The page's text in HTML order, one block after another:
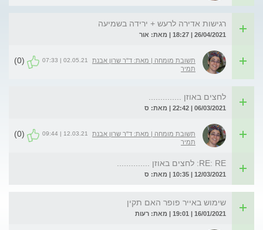
רגישות אדירה לרעש + ירידה בשמיעה
26/04/2021 | 18:27 | מאת: אור
תשובת מומחה | מאת: ד"ר שרון אבנת
תמיר
02.05.21 | 07:33
(0)
לחצים באוזן ..............
06/03/2021 | 22:42 | מאת: ס
תשובת מומחה | מאת: ד"ר שרון אבנת
תמיר
12.03.21 | 09:44
(0)
RE: RE: לחצים באוזן ..............
12/03/2021 | 10:35 | מאת: ס
שימוש באייר פופר האם תקין
16/01/2021 | 19:01 | מאת: רעות